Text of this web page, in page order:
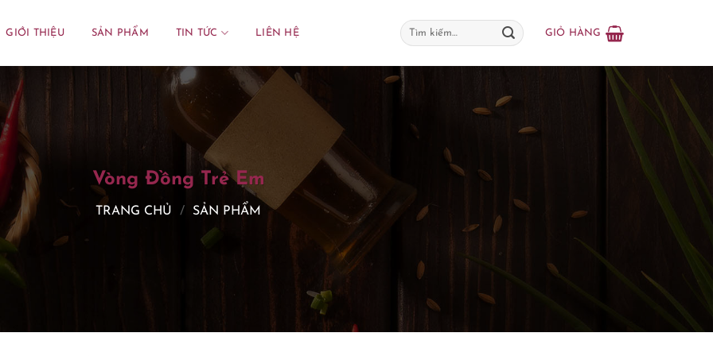
GIỚI THIỆU SẢN PHẨM TIN TỨC LIÊN HỆ
Tìm
kiếm:
GIỎ HÀNG
Vòng Đồng Trẻ Em
TRANG CHỦ / SẢN PHẨM